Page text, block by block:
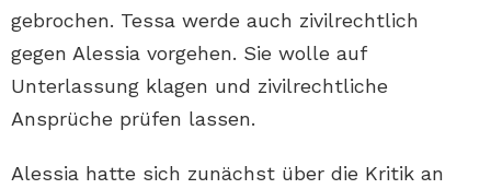
gebrochen. Tessa werde auch zivilrechtlich
gegen Alessia vorgehen. Sie wolle auf
Unterlassung klagen und zivilrechtliche
Ansprüche prüfen lassen.
Alessia hatte sich zunächst über die Kritik an